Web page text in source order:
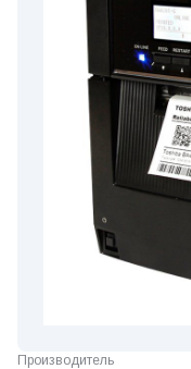
Производитель